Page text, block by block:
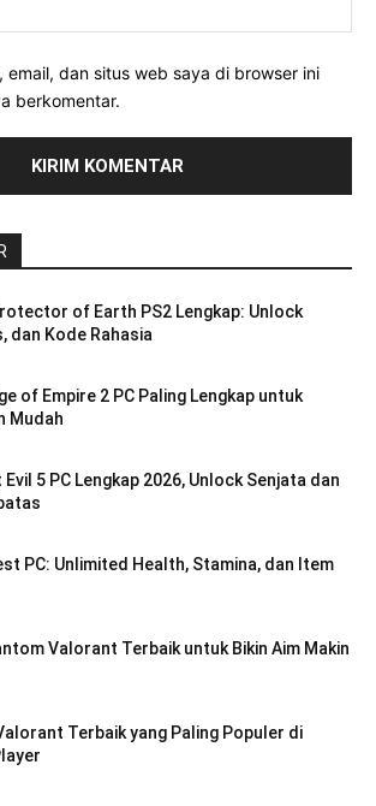
email, dan situs web saya di browser ini
berkomentar.
of Earth PS2 Lengkap: Unlock
dan Kode Rahasia
of Empire 2 PC Paling Lengkap untuk
Mudah
5 PC Lengkap 2026, Unlock Senjata dan
PC: Unlimited Health, Stamina, dan Item
Valorant Terbaik untuk Bikin Aim Makin
Terbaik yang Paling Populer di